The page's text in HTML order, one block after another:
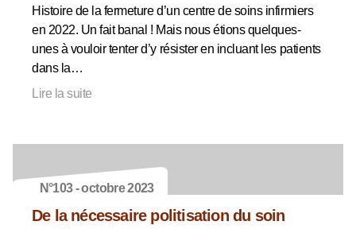
Histoire de la fermeture d’un centre de soins infirmiers
en 2022. Un fait banal ! Mais nous étions quelques-
unes à vouloir tenter d’y résister en incluant les patients
dans la…
Lire la suite
N°103 - octobre 2023
De la nécessaire politisation du soin